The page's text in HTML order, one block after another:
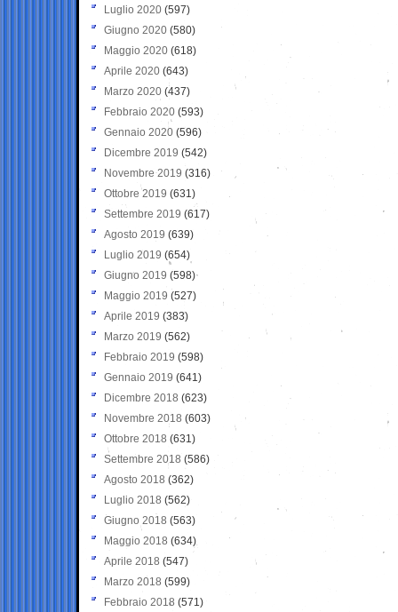
Luglio 2020 (597)
Giugno 2020 (580)
Maggio 2020 (618)
Aprile 2020 (643)
Marzo 2020 (437)
Febbraio 2020 (593)
Gennaio 2020 (596)
Dicembre 2019 (542)
Novembre 2019 (316)
Ottobre 2019 (631)
Settembre 2019 (617)
Agosto 2019 (639)
Luglio 2019 (654)
Giugno 2019 (598)
Maggio 2019 (527)
Aprile 2019 (383)
Marzo 2019 (562)
Febbraio 2019 (598)
Gennaio 2019 (641)
Dicembre 2018 (623)
Novembre 2018 (603)
Ottobre 2018 (631)
Settembre 2018 (586)
Agosto 2018 (362)
Luglio 2018 (562)
Giugno 2018 (563)
Maggio 2018 (634)
Aprile 2018 (547)
Marzo 2018 (599)
Febbraio 2018 (571)